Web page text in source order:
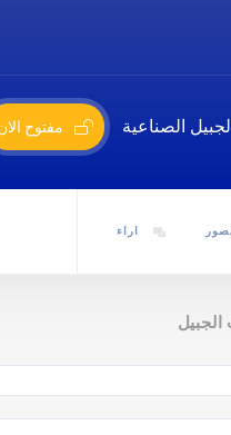
الصناعية مفتوح
اراء
الجبيل